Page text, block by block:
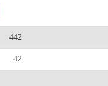
442
42